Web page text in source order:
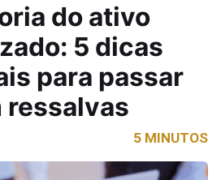
do ativo
5 dicas
para passar
ressalvas
5 MINUTOS